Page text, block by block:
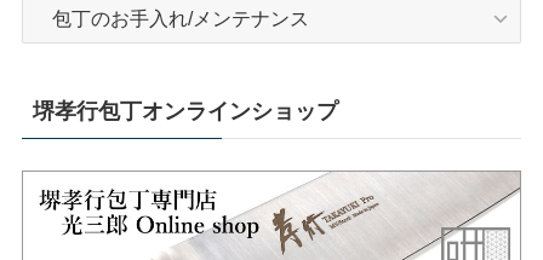
リ
堺孝行包丁オンラインショップ